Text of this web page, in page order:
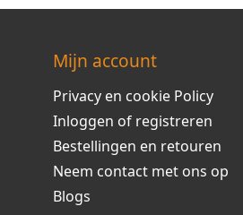
Mijn account
Privacy en cookie Policy
Inloggen of registreren
Bestellingen en retouren
Neem contact met ons op
Blogs